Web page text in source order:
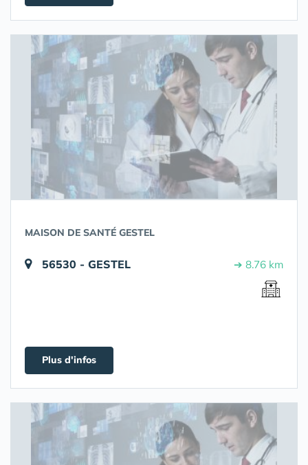
MAISON DE SANTÉ GESTEL
56530 - GESTEL ➔ 8.76 km
Plus d'infos